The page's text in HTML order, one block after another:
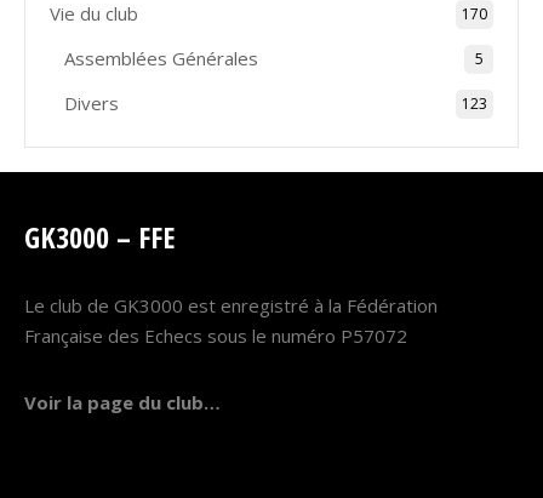
Vie du club 170
Assemblées Générales 5
Divers 123
GK3000 – FFE
Le club de GK3000 est enregistré à la Fédération
Française des Echecs sous le numéro P57072
Voir la page du club…